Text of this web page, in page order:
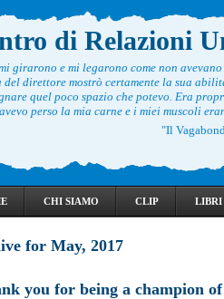
di Relazioni
girarono e mi legarono come non
direttore mostrò certamente la sua
quel poco spazio che potevo. Era
perso la mia carne e i miei muscoli
"Il
CHI SIAMO CLIP LIBRI
for May, 2017
you for being a champion